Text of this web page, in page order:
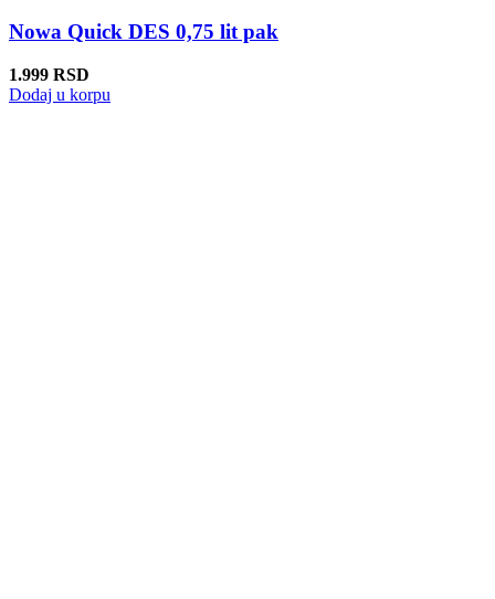
Nowa Quick DES 0,75 lit pak
1.999 RSD
Dodaj u korpu